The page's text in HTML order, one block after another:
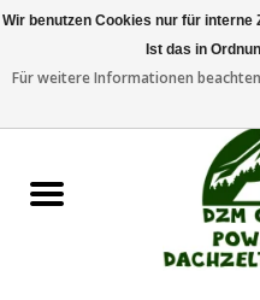
Dachzeltanhänger
Wir benutzen Cookies nur für interne
Ist das in
Für weitere Informationen